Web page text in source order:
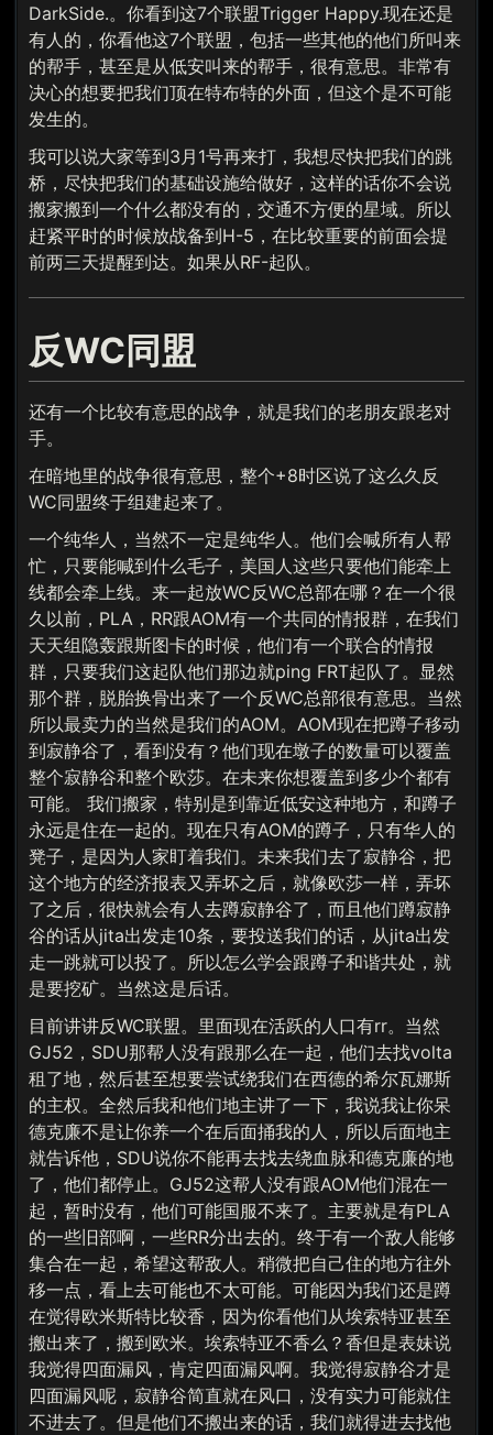
DarkSide.。你看到这7个联盟Trigger Happy.现在还是
有人的，你看他这7个联盟，包括一些其他的他们所叫来
的帮手，甚至是从低安叫来的帮手，很有意思。非常有
决心的想要把我们顶在特布特的外面，但这个是不可能
发生的。
我可以说大家等到3月1号再来打，我想尽快把我们的跳
桥，尽快把我们的基础设施给做好，这样的话你不会说
搬家搬到一个什么都没有的，交通不方便的星域。所以
赶紧平时的时候放战备到H-5，在比较重要的前面会提
前两三天提醒到达。如果从RF-起队。
反WC同盟
还有一个比较有意思的战争，就是我们的老朋友跟老对
手。
在暗地里的战争很有意思，整个+8时区说了这么久反
WC同盟终于组建起来了。
一个纯华人，当然不一定是纯华人。他们会喊所有人帮
忙，只要能喊到什么毛子，美国人这些只要他们能牵上
线都会牵上线。来一起放WC反WC总部在哪？在一个很
久以前，PLA，RR跟AOM有一个共同的情报群，在我们
天天组隐轰跟斯图卡的时候，他们有一个联合的情报
群，只要我们这起队他们那边就ping FRT起队了。显然
那个群，脱胎换骨出来了一个反WC总部很有意思。当然
所以最卖力的当然是我们的AOM。AOM现在把蹲子移动
到寂静谷了，看到没有？他们现在墩子的数量可以覆盖
整个寂静谷和整个欧莎。在未来你想覆盖到多少个都有
可能。 我们搬家，特别是到靠近低安这种地方，和蹲子
永远是住在一起的。现在只有AOM的蹲子，只有华人的
凳子，是因为人家盯着我们。未来我们去了寂静谷，把
这个地方的经济报表又弄坏之后，就像欧莎一样，弄坏
了之后，很快就会有人去蹲寂静谷了，而且他们蹲寂静
谷的话从jita出发走10条，要投送我们的话，从jita出发
走一跳就可以投了。所以怎么学会跟蹲子和谐共处，就
是要挖矿。当然这是后话。
目前讲讲反WC联盟。里面现在活跃的人口有rr。当然
GJ52，SDU那帮人没有跟那么在一起，他们去找volta
租了地，然后甚至想要尝试绕我们在西德的希尔瓦娜斯
的主权。全然后我和他们地主讲了一下，我说我让你呆
德克廉不是让你养一个在后面捅我的人，所以后面地主
就告诉他，SDU说你不能再去找去绕血脉和德克廉的地
了，他们都停止。GJ52这帮人没有跟AOM他们混在一
起，暂时没有，他们可能国服不来了。主要就是有PLA
的一些旧部啊，一些RR分出去的。终于有一个敌人能够
集合在一起，希望这帮敌人。稍微把自己住的地方往外
移一点，看上去可能也不太可能。可能因为我们还是蹲
在觉得欧米斯特比较香，因为你看他们从埃索特亚甚至
搬出来了，搬到欧米。埃索特亚不香么？香但是表妹说
我觉得四面漏风，肯定四面漏风啊。我觉得寂静谷才是
四面漏风呢，寂静谷简直就在风口，没有实力可能就住
不进去了。但是他们不搬出来的话，我们就得进去找他